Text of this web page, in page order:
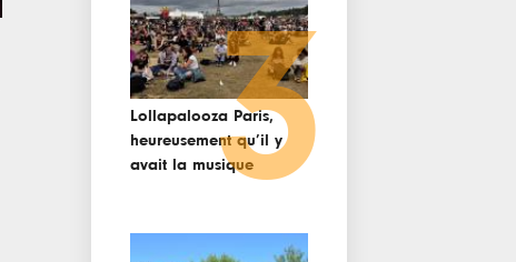
Lollapalooza Paris,
heureusement qu’il y
avait la musique3